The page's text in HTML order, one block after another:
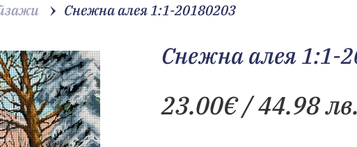
Снежна алея 1:1-20180203
Снежна алея 1:1-
23.00€/ 44.98 лв.